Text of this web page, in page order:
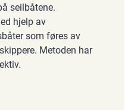
seilbåtene.
hjelp av
som føres av
Metoden har